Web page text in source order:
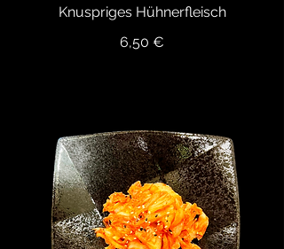
Knuspriges Hühnerfleisch
6,50 €